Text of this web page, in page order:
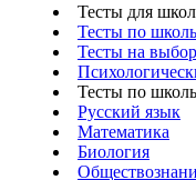
Тесты для
Тесты по
Тесты на
Тесты по
Русский язык
Математика
Биология